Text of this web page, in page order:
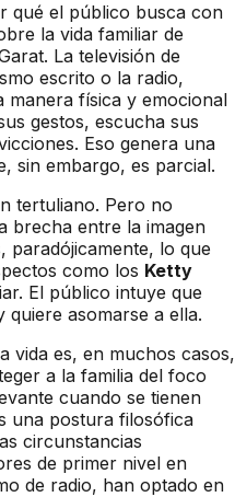
qué el público busca con
la vida familiar de
La televisión de
escrito o la radio,
manera física y emocional
gestos, escucha sus
Eso genera una
sin embargo, es parcial.
tertuliano. Pero no
brecha entre la imagen
paradójicamente, lo que
como los Ketty
El público intuye que
quiere asomarse a ella.
vida es, en muchos casos,
a la familia del foco
cuando se tienen
una postura filosófica
circunstancias
de primer nivel en
de radio, han optado en